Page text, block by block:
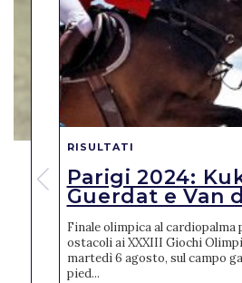
RISULTATI
Parigi 2024:
Guerdat e Van
Finale olimpica al cardiopalma
ostacoli ai XXXIII Giochi
martedì 6 agosto, sul campo
pied...